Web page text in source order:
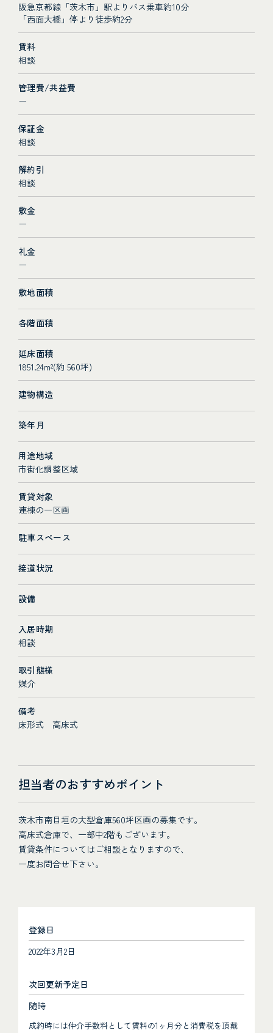
阪急京都線「茨木市」駅よりバス乗車約10分
「西面大橋」停より徒歩約2分
賃料
相談
管理費/共益費
ー
保証金
相談
解約引
相談
敷金
ー
礼金
ー
敷地面積
各階面積
延床面積
1851.24m²(約 560坪)
建物構造
築年月
用途地域
市街化調整区域
賃貸対象
連棟の一区画
駐車スペース
接道状況
設備
入居時期
相談
取引態様
媒介
備考
床形式 高床式
担当者のおすすめポイント
茨木市南目垣の大型倉庫560坪区画の募集です。
高床式倉庫で、一部中2階もございます。
賃貸条件についてはご相談となりますので、
一度お問合せ下さい。
登録日
2022年3月2日
次回更新予定日
随時
成約時には仲介手数料として賃料の1ヶ月分と消費税を頂戴